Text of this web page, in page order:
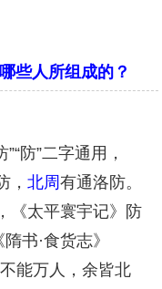
些人所组成的？
防”二字通用，
， 北周 有通洛防。
《太平寰宇记》防
书·食货志》
能万人，余皆北